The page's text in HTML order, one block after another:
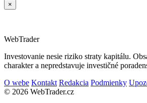
×
WebTrader
Investovanie nesie riziko straty kapitálu.
charakter a nepredstavuje investičné
O webe Kontakt Redakcia Podmienky
© 2026 WebTrader.cz